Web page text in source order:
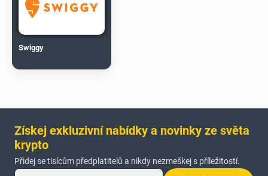
Swiggy
Získej exkluzivní nabídky a novinky ze světa
krypto
Přidej se tisícům předplatitelů a nikdy nezmeškej s příležitostí.